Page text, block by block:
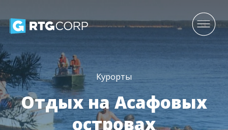
Курорты
Отдых на Асафовых
островах